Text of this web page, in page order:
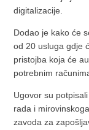
digitalizacije.
Dodao je kako će
od 20 usluga gdje
pristojba koja će
potrebnim
Ugovor su
rada i
zavoda za